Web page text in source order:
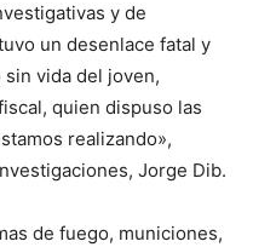
y de
un desenlace fatal y
vida del joven,
quien dispuso las
realizando»,
Jorge Dib.
de fuego, municiones,